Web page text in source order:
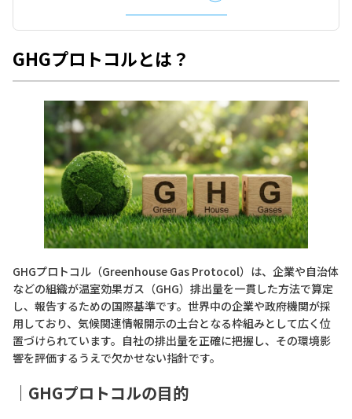
GHGプロトコルとは？
GHGプロトコル（Greenhouse Gas Protocol）は、企業や自治体
などの組織が温室効果ガス（GHG）排出量を一貫した方法で算定
し、報告するための国際基準です。世界中の企業や政府機関が採
用しており、気候関連情報開示の土台となる枠組みとして広く位
置づけられています。自社の排出量を正確に把握し、その環境影
響を評価するうえで欠かせない指針です。
｜GHGプロトコルの目的